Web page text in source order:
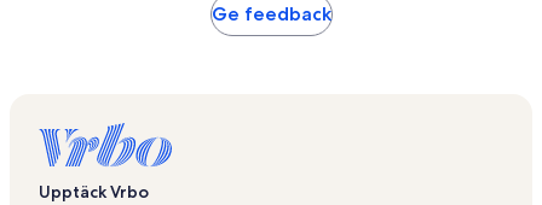
Ge feedback
Upptäck Vrbo